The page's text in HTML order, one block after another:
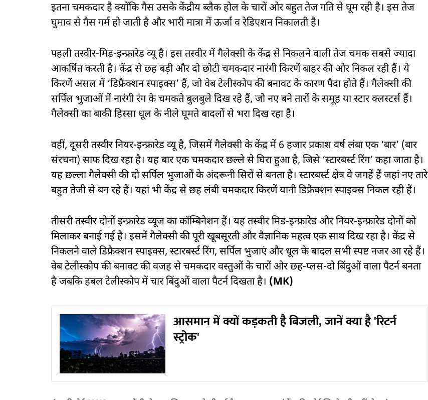
इतना चमकदार है क्योंकि गैस उसके केंद्रीय ब्लैक होल के चारों ओर बहुत तेज गति से घूम रही है। इस तेज
घुमाव से गैस गर्म हो जाती है और भारी मात्रा में ऊर्जा व रेडिएशन निकालती है।
पहली तस्वीर-मिड-इन्फ्रारेड व्यू है। इस तस्वीर में गैलेक्सी के केंद्र से निकलने वाली तेज चमक सबसे ज्यादा
आकर्षित करती है। केंद्र से छह बड़ी और दो छोटी चमकदार नारंगी किरणें बाहर की ओर निकल रही हैं। ये
किरणें असल में ‘डिफ्रैक्शन स्पाइक्स’ हैं, जो वेब टेलीस्कोप की बनावट के कारण पैदा होते हैं। गैलेक्सी की
सर्पिल भुजाओं में नारंगी रंग के चमकते बुलबुले दिख रहे हैं, जो नए बने तारों के समूह या स्टार क्लस्टर्स हैं।
गैलेक्सी का बाकी हिस्सा धूल के नीले घूमते बादलों से भरा दिख रहा है।
वहीं, दूसरी तस्वीर नियर-इन्फ्रारेड व्यू है, जिसमें गैलेक्सी के केंद्र में 6 हजार प्रकाश वर्ष लंबा एक ‘बार’ (बार
संरचना) साफ दिख रहा है। यह बार एक चमकदार छल्ले से घिरा हुआ है, जिसे ‘स्टारबर्स्ट रिंग’ कहा जाता है।
यह छल्ला गैलेक्सी की दो सर्पिल भुजाओं के अंदरूनी सिरों से बनता है। स्टारबर्स्ट क्षेत्र वे जगहें हैं जहां नए तारे
बहुत तेजी से बन रहे हैं। यहां भी केंद्र से छह लंबी चमकदार किरणें यानी डिफ्रैक्शन स्पाइक्स निकल रही हैं।
तीसरी तस्वीर दोनों इन्फ्रारेड व्यूज का कॉम्बिनेशन हैं। यह तस्वीर मिड-इन्फ्रारेड और नियर-इन्फ्रारेड दोनों को
मिलाकर बनाई गई है। इसमें गैलेक्सी की पूरी खूबसूरती और वैज्ञानिक महत्व एक साथ दिख रहा है। केंद्र से
निकलने वाले डिफ्रैक्शन स्पाइक्स, स्टारबर्स्ट रिंग, सर्पिल भुजाएं और धूल के बादल सभी स्पष्ट नजर आ रहे हैं।
वेब टेलीस्कोप की बनावट की वजह से चमकदार वस्तुओं के चारों ओर छह-प्लस-दो बिंदुओं वाला पैटर्न बनता
है जबकि हबल टेलीस्कोप में चार बिंदुओं वाला पैटर्न दिखता है। (MK)
आसमान में क्यों कड़कती है बिजली, जानें क्या है 'रिटर्न
स्ट्रोक'